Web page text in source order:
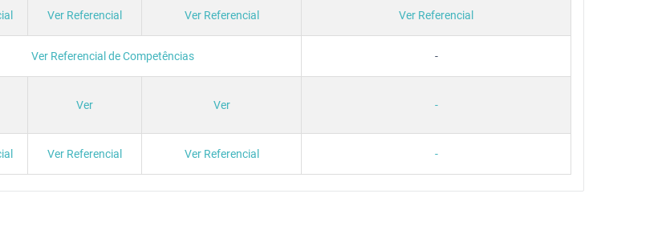
Ver Referencial Ver Referencial Ver Referencial
Ver Referencial de Competências -
Ver Ver -
Ver Referencial Ver Referencial -